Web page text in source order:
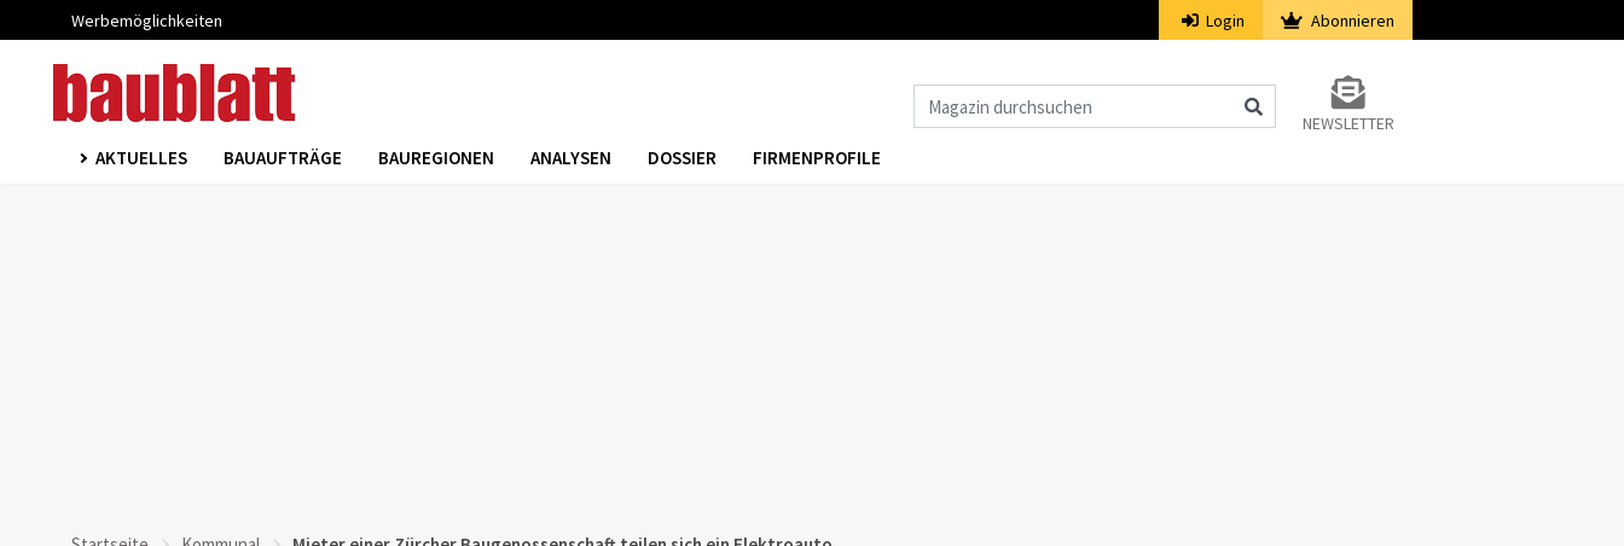
Werbemöglichkeiten Login Abonnieren
NEWSLETTER
AKTUELLES BAUAUFTRÄGE BAUREGIONEN ANALYSEN DOSSIER FIRMENPROFILE